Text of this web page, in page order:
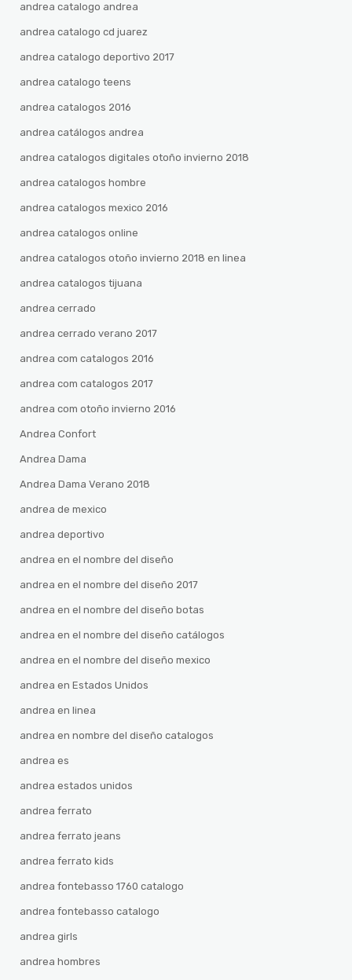
andrea catalogo andrea
andrea catalogo cd juarez
andrea catalogo deportivo 2017
andrea catalogo teens
andrea catalogos 2016
andrea catálogos andrea
andrea catalogos digitales otoño invierno 2018
andrea catalogos hombre
andrea catalogos mexico 2016
andrea catalogos online
andrea catalogos otoño invierno 2018 en linea
andrea catalogos tijuana
andrea cerrado
andrea cerrado verano 2017
andrea com catalogos 2016
andrea com catalogos 2017
andrea com otoño invierno 2016
Andrea Confort
Andrea Dama
Andrea Dama Verano 2018
andrea de mexico
andrea deportivo
andrea en el nombre del diseño
andrea en el nombre del diseño 2017
andrea en el nombre del diseño botas
andrea en el nombre del diseño catálogos
andrea en el nombre del diseño mexico
andrea en Estados Unidos
andrea en linea
andrea en nombre del diseño catalogos
andrea es
andrea estados unidos
andrea ferrato
andrea ferrato jeans
andrea ferrato kids
andrea fontebasso 1760 catalogo
andrea fontebasso catalogo
andrea girls
andrea hombres